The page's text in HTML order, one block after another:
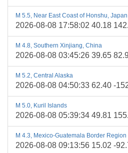
M 5.5, Near East Coast of Honshu, Japan
2026-08-08 17:58:02 40.18
M 4.8, Southern Xinjiang, China
2026-08-08 03:45:26 39.65
M 5.2, Central Alaska
2026-08-08 04:50:33 62.40 -
M 5.0, Kuril Islands
2026-08-08 05:39:34 49.81
M 4.3, Mexico-Guatemala Border Region
2026-08-08 09:13:56 15.02 -